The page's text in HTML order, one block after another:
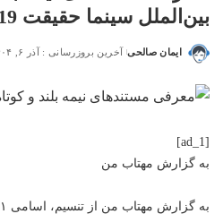
بین‌الملل سینما حقیقت 19_مهتاب من
ایمان صالحی آخرین بروزرسانی : آذر ۶, ۱۴۰۴
[ad_1]
به گزارش مهتاب من
به گزارش مهتاب من